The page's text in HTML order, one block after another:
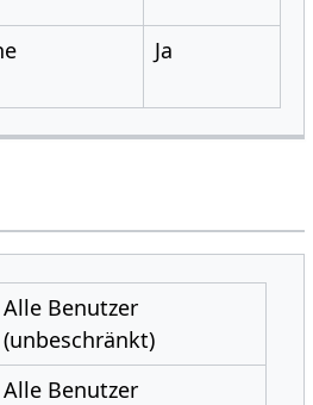
Ja
Alle Benutzer
(unbeschränkt)
Alle Benutzer